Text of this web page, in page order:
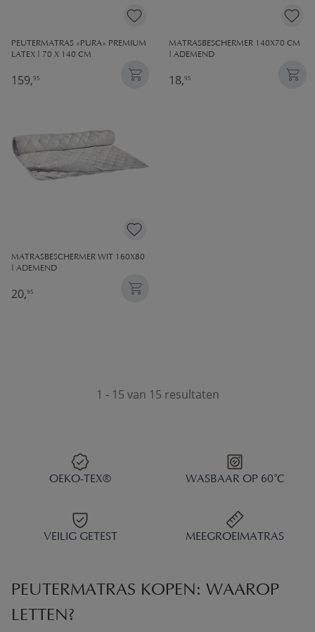
PEUTERMATRAS «PURA» PREMIUM
LATEX | 70 X 140 CM
159,95
MATRASBESCHERMER 140X70 CM
| ADEMEND
18,95
MATRASBESCHERMER WIT 160X80
| ADEMEND
20,95
1 - 15 van 15 resultaten
OEKO-TEX® WASBAAR OP 60°C
VEILIG GETEST MEEGROEIMATRAS
PEUTERMATRAS KOPEN: WAAROP
LETTEN?